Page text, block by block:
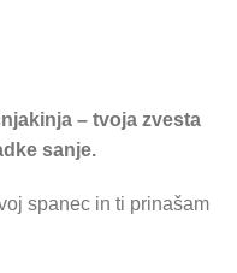
– tvoja zvesta
sanje.
spanec in ti prinašam